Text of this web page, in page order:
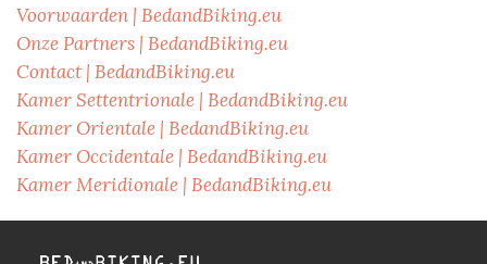
Voorwaarden | BedandBiking.eu
Onze Partners | BedandBiking.eu
Contact | BedandBiking.eu
Kamer Settentrionale | BedandBiking.eu
Kamer Orientale | BedandBiking.eu
Kamer Occidentale | BedandBiking.eu
Kamer Meridionale | BedandBiking.eu